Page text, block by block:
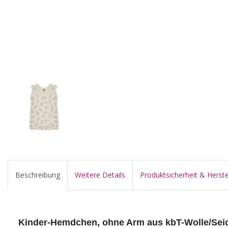
Beschreibung Weitere Details Produktsicherheit &
Kinder-Hemdchen, ohne Arm aus kbT-Wolle/